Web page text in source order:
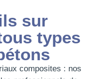
sur
types
composites : nos